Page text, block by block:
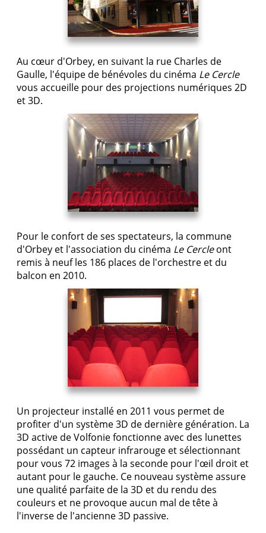
Au cœur d'Orbey, en suivant la rue Charles de
Gaulle, l'équipe de bénévoles du cinéma Le Cercle
vous accueille pour des projections numériques 2D
et 3D.
Pour le confort de ses spectateurs, la commune
d'Orbey et l'association du cinéma Le Cercleont
remis à neuf les 186 places de l'orchestre et du
balcon en 2010.
Un projecteur installé en 2011 vous permet de
profiter d'un système 3D de dernière génération. La
3D active de Volfonie fonctionne avec des lunettes
possédant un capteur infrarouge et sélectionnant
pour vous 72 images à la seconde pour l'œil droit et
autant pour le gauche. Ce nouveau système assure
une qualité parfaite de la 3D et du rendu des
couleurs et ne provoque aucun mal de tête à
l'inverse de l'ancienne 3D passive.